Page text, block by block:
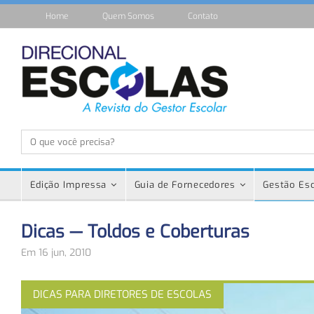
Home Quem Somos Contato
Edição Impressa Guia de Fornecedores Gestão
Dicas — Toldos e Coberturas
Em 16 jun, 2010
DICAS PARA DIRETORES DE ESCOLAS